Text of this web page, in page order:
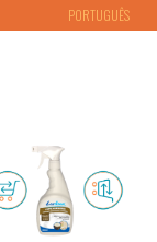
PORTUGUÊS